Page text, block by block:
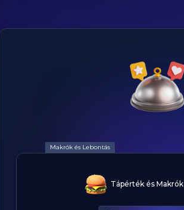
Makrók és Lebontás
Tápérték és Makrók